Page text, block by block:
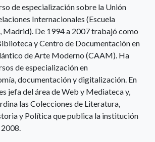
de especialización sobre la Unión
Internacionales (Escuela
Madrid). De 1994 a 2007 trabajó como
y Centro de Documentación en
de Arte Moderno (CAAM). Ha
de especialización en
documentación y digitalización. En
jefa del área de Web y Mediateca y,
las Colecciones de Literatura,
y Política que publica la institución